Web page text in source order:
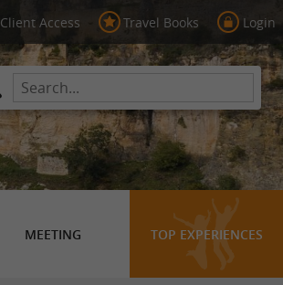
Client Access Travel Books Login
MEETING TOP EXPERIENCES